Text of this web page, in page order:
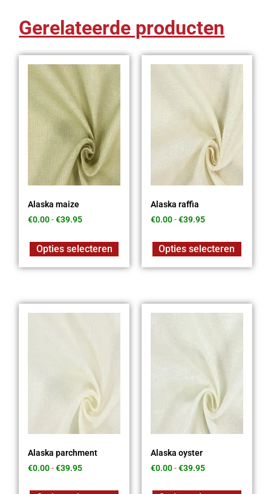
Gerelateerde producten
Alaska maize
€0.00 - €39.95
Opties selecteren
Alaska raffia
€0.00-€39.95
Opties selecteren
Alaska parchment
€0.00 - €39.95
Alaska oyster
€0.00-€39.95